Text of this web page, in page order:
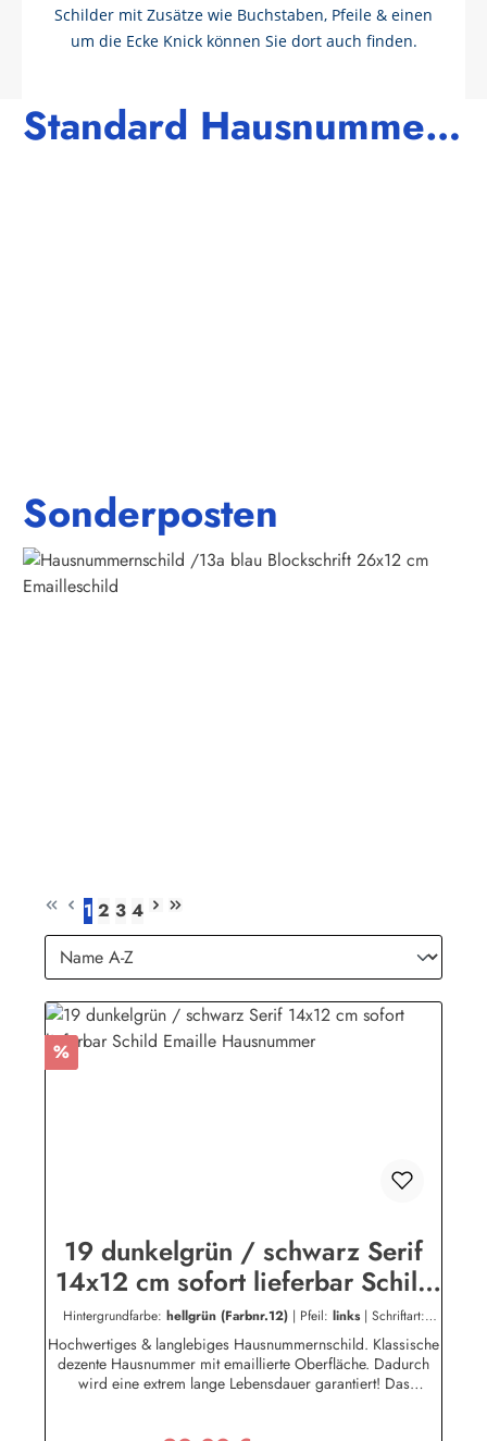
Schilder mit Zusätze wie Buchstaben, Pfeile & einen
um die Ecke Knick können Sie dort auch finden.
Standard Hausnummern 1 bis 30
Sonderposten
Seite
1 Seite
2 Seite
3 Seite
4
Rabatt
%
19 dunkelgrün / schwarz Serif
14x12 cm sofort lieferbar Schild
Emaille Hausnummer
Hintergrundfarbe: hellgrün (Farbnr.12) | Pfeil: links | Schriftart:
Hochwertiges & langlebiges Hausnummernschild. Klassische
dezente Hausnummer mit emaillierte Oberfläche. Dadurch
wird eine extrem lange Lebensdauer garantiert! Das